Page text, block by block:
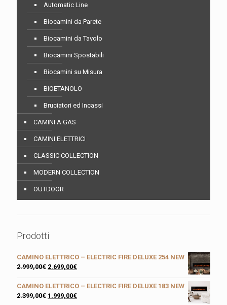
Automatic Line
Biocamini da Parete
Biocamini da Tavolo
Biocamini Spostabili
Biocamini su Misura
BIOETANOLO
Bruciatori ed Incassi
CAMINI A GAS
CAMINI ELETTRICI
CLASSIC COLLECTION
MODERN COLLECTION
OUTDOOR
Prodotti
CAMINO ELETTRICO – ELECTRIC FIRE DELUXE 254 NEW
2.999,00€ 2.699,00€
CAMINO ELETTRICO – ELECTRIC FIRE DELUXE 183 NEW
2.399,00€ 1.999,00€